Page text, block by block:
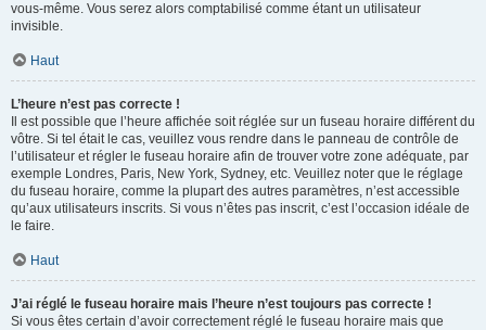
vous-même. Vous serez alors comptabilisé comme étant un utilisateur
invisible.
Haut
L’heure n’est pas correcte !
Il est possible que l’heure affichée soit réglée sur un fuseau horaire différent du
vôtre. Si tel était le cas, veuillez vous rendre dans le panneau de contrôle de
l’utilisateur et régler le fuseau horaire afin de trouver votre zone adéquate, par
exemple Londres, Paris, New York, Sydney, etc. Veuillez noter que le réglage
du fuseau horaire, comme la plupart des autres paramètres, n’est accessible
qu’aux utilisateurs inscrits. Si vous n’êtes pas inscrit, c’est l’occasion idéale de
le faire.
Haut
J’ai réglé le fuseau horaire mais l’heure n’est toujours pas correcte !
Si vous êtes certain d’avoir correctement réglé le fuseau horaire mais que